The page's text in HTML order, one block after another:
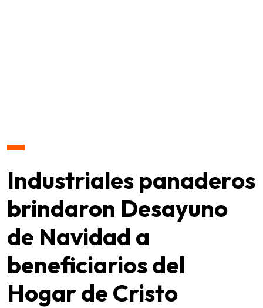
Industriales panaderos
brindaron Desayuno
de Navidad a
beneficiarios del
Hogar de Cristo